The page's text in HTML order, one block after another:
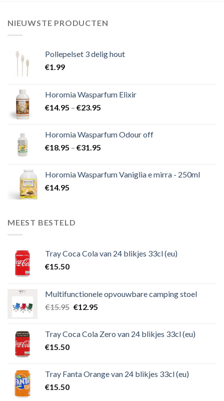
NIEUWSTE PRODUCTEN
Pollepelset 3 delig hout
€1.99
Horomia Wasparfum Elixir
€14.95 – €23.95
Horomia Wasparfum Odour off
€18.95 – €31.95
Horomia Wasparfum Vaniglia e mirra - 250ml
€14.95
MEEST BESTELD
Tray Coca Cola van 24 blikjes 33cl (eu)
€15.50
Multifunctionele opvouwbare camping stoel
€15.95 €12.95
Tray Coca Cola Zero van 24 blikjes 33cl (eu)
€15.50
Tray Fanta Orange van 24 blikjes 33cl (eu)
€15.50